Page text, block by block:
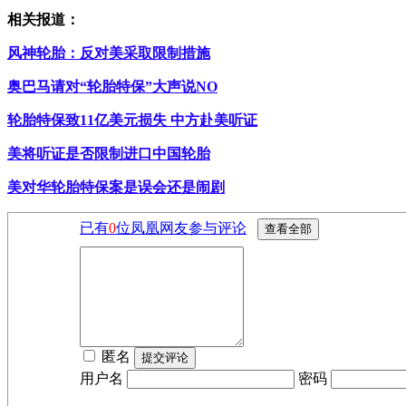
相关报道：
风神轮胎：反对美采取限制措施
奥巴马请对“轮胎特保”大声说NO
轮胎特保致11亿美元损失 中方赴美听证
美将听证是否限制进口中国轮胎
美对华轮胎特保案是误会还是闹剧
已有0位凤凰网友参与评论
匿名
用户名
密码